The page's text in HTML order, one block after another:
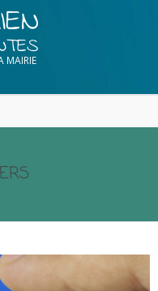
MAIRIE